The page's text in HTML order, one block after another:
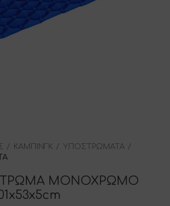
ΚΑΜΠΙΝΓΚ
ΥΠΟΣΤΡΩΜΑΤΑ
ΜΟΝΟΧΡΩΜΟ